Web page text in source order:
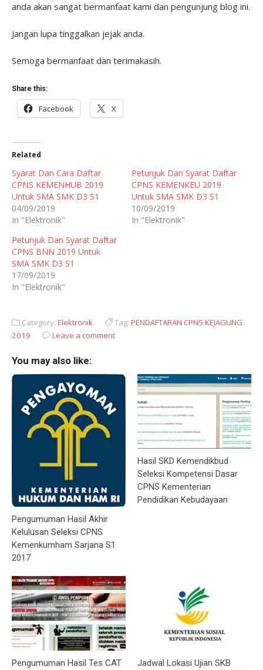
anda akan sangat bermanfaat kami dan pengunjung blog ini.
Jangan lupa tinggalkan jejak anda.
Semoga bermanfaat dan terimakasih.
Share this:
Facebook X
Related
Syarat Dan Cara Daftar
CPNS KEMENHUB 2019
Untuk SMA SMK D3 S1
04/09/2019
In "Elektronik"
Petunjuk Dan Syarat Daftar
CPNS KEMENKEU 2019
Untuk SMA SMK D3 S1
10/09/2019
In "Elektronik"
Petunjuk Dan Syarat Daftar
CPNS BNN 2019 Untuk
SMA SMK D3 S1
17/09/2019
In "Elektronik"
Category: Elektronik Tag: PENDAFTARAN CPNS KEJAGUNG
2019
Leave a comment
You may also like:
Pengumuman Hasil Akhir
Kelulusan Seleksi CPNS
Kemenkumham Sarjana S1
2017
Hasil SKD Kemendikbud
Seleksi Kompetensi Dasar
CPNS Kementerian
Pendidikan Kebudayaan
Pengumuman Hasil Tes CAT
Jadwal Lokasi Ujian SKB